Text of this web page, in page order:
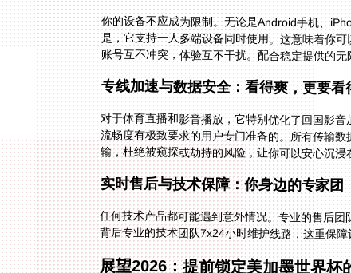
你的设备不应成为限制。无论是Android手机、
是，它支持一人多端设备同时使用。这意味着你可
账号互不冲突，体验互不干扰。配合稳定提供的
专线加速与数据安全：看得爽，更要看
对于体育直播和影音播放，它特别优化了回国影
流畅度有极致要求的用户专门准备的。所有传输
输，杜绝被窥探或劫持的风险，让你可以安心沉浸
实时售后与技术保障：你身边的专家团
任何技术产品都可能遇到意外情况。专业的售后
背后专业的技术团队7x24小时维护线路，这重保
展望2026：提前锁定美加墨世界杯